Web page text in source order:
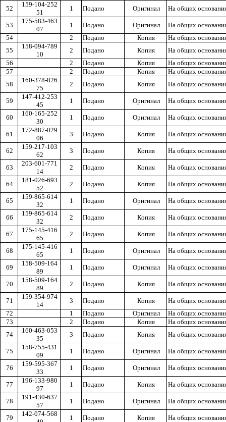
52
159-104-252
51
1 Подано Оригинал На общих
53
175-583-463
07
1 Подано Оригинал
На общих
54
2 Подано Копия
На общих
55
158-094-789
10
2 Подано Копия
На общих
56
2 Подано Копия
На общих
57
2 Подано Копия
На общих
58
160-378-826
75
2 Подано Копия На общих
59
147-412-253
45
1 Подано Оригинал На общих
60
160-165-252
30
1 Подано Оригинал На общих
61
172-887-029
06
3 Подано Копия На общих
62
159-217-103
62
3 Подано Копия На общих
63
203-601-771
14
2 Подано Копия На общих
64
181-026-693
52
2 Подано Копия На общих
65
159-865-614
32
1 Подано Оригинал На общих
66
159-865-614
32
2 Подано Копия На общих
67
175-145-416
65
2 Подано Копия На общих
68
175-145-416
65
1 Подано Оригинал На общих
69
158-509-164
89
1 Подано Оригинал На общих
70
158-509-164
89
2 Подано Копия На общих
71
159-354-974
14
3 Подано Копия
На общих
72
1 Подано Оригинал
На общих
73
2 Подано Копия
На общих
74
160-463-053
35
3 Подано Копия На общих
75
158-755-431
09
1 Подано Оригинал На общих
76
159-595-367
33
1 Подано Оригинал На общих
77
196-133-980
97
1 Подано Копия На общих
78
191-430-637
57
1 Подано Оригинал На общих
79
142-074-568
1 Подано Копия На общих